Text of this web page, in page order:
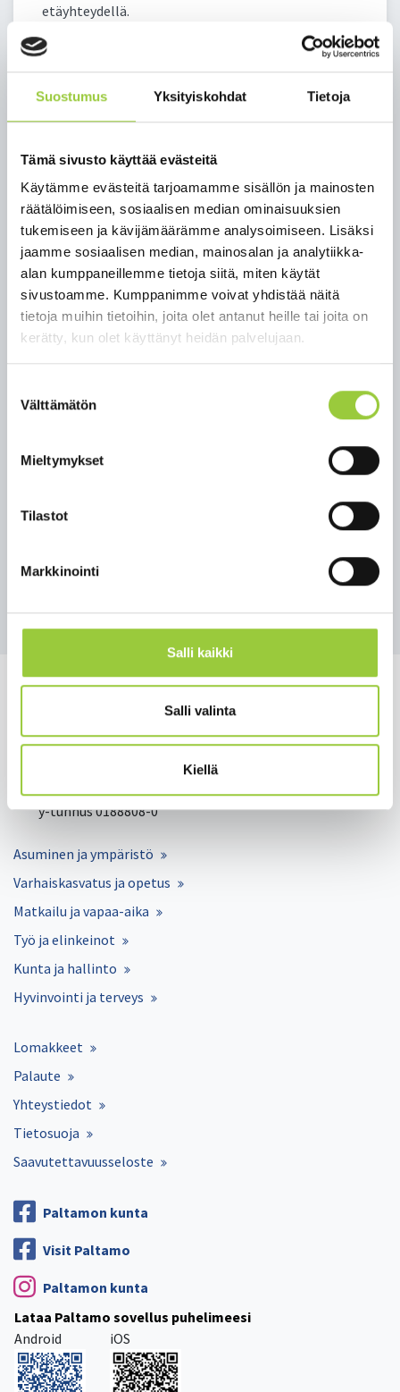
Suostumus Yksityiskohdat Tietoja
Tämä sivusto käyttää evästeitä
Käytämme evästeitä tarjoamamme sisällön ja mainosten
räätälöimiseen, sosiaalisen median ominaisuuksien
tukemiseen ja kävijämäärämme analysoimiseen. Lisäksi
jaamme sosiaalisen median, mainosalan ja analytiikka-
alan kumppaneillemme tietoja siitä, miten käytät
sivustoamme. Kumppanimme voivat yhdistää näitä
tietoja muihin tietoihin, joita olet antanut heille tai joita on
kerätty, kun olet käyttänyt heidän palvelujaan.
valinta
Välttämätön
Mieltymykset
Tilastot
Markkinointi
Salli kaikki
Salli valinta
Kiellä
etäyhteydellä.
• TILAISUUDEN AVAUS, JARI PIRTTIMAA KAINUUN
• HANKKEEN ESITTELY, JARI PIRTTIMAA KAINUUN
NUOTTA RY
• KYSYMYKSET JA KESKUSTELUA
TERVETULOA!
jari.pirttimaa@kainuunnuotta.net
y-tunnus 0188808-0
Asuminen ja ympäristö
Varhaiskasvatus ja opetus
Matkailu ja vapaa-aika
Työ ja elinkeinot
Kunta ja hallinto
Hyvinvointi ja terveys
Lomakkeet
Palaute
Yhteystiedot
Tietosuoja
Saavutettavuusseloste
Paltamon kunta
Visit Paltamo
Paltamon kunta
Lataa Paltamo sovellus puhelimeesi
Android
iOS